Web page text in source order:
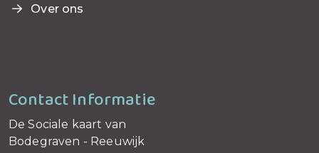
Over ons
Contact Informatie
De Sociale kaart van
Bodegraven - Reeuwijk